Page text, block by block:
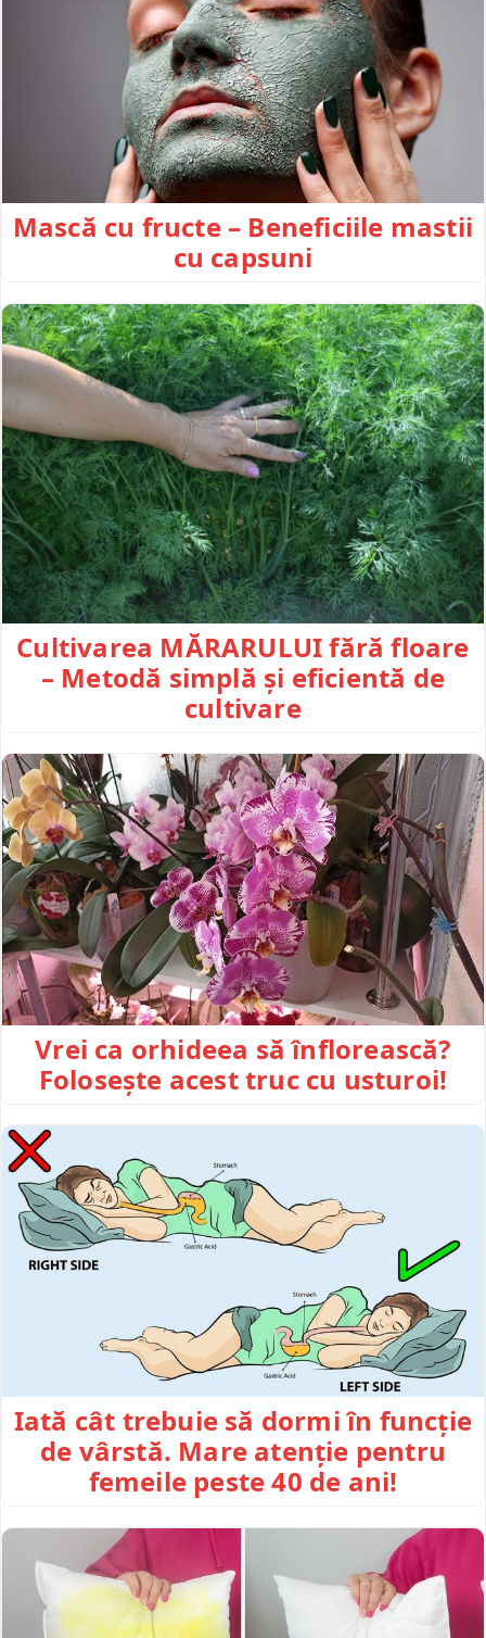
Mască cu fructe – Beneficiile mastii
cu capsuni
Cultivarea MĂRARULUI fără floare
– Metodă simplă și eficientă de
cultivare
Vrei ca orhideea să înflorească?
Folosește acest truc cu usturoi!
Iată cât trebuie să dormi în funcție
de vârstă. Mare atenție pentru
femeile peste 40 de ani!